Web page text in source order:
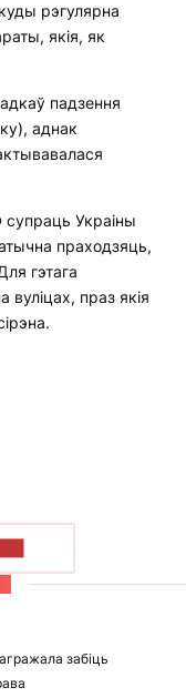
рэгулярна
якія, як
падзення
аднак
Украіны
праходзяць,
гэтага
праз якія
забіць